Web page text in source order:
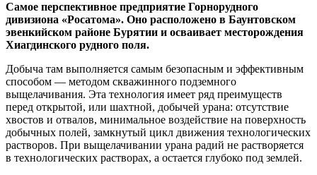
Самое перспективное предприятие Горнорудного
дивизиона «Росатома». Оно расположено в Баунтовском
эвенкийском районе Бурятии и осваивает месторождения
Хиагдинского рудного поля.
Добыча там выполняется самым безопасным и эффективным
способом — методом скважинного подземного
выщелачивания. Эта технология имеет ряд преимуществ
перед открытой, или шахтной, добычей урана: отсутствие
хвостов и отвалов, минимальное воздействие на поверхность
добычных полей, замкнутый цикл движения технологических
растворов. При выщелачивании урана радий не растворяется
в технологических растворах, а остается глубоко под землей.